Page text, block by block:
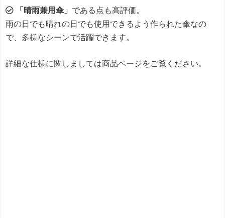
「晴雨兼用傘」 である点も高評価。
雨の日でも晴れの日でも使用できるよう作られた傘なの
で、多様なシーンで活躍できます。
詳細な仕様に関しましては商品ページをご覧ください。